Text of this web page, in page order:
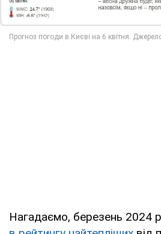
Нагадаємо, березень 2024